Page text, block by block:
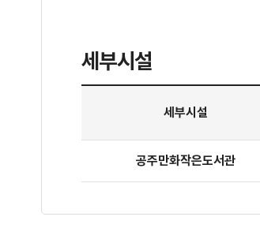
세부시설
2층 공주만화작은도서관 세부시설
세부시설
공주만화작은도서관